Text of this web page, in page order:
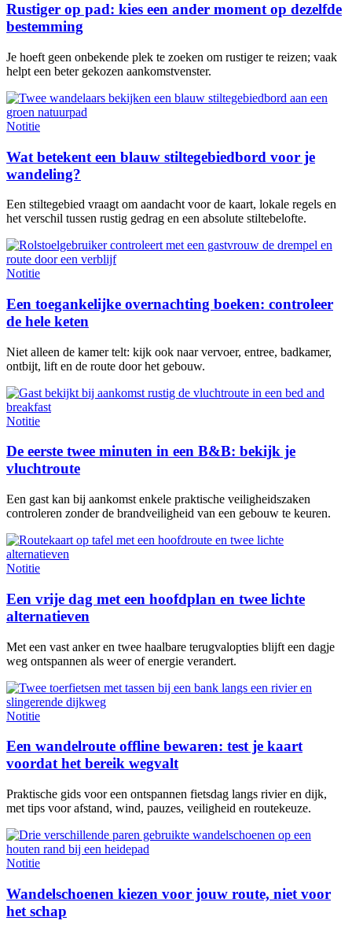
Rustiger op pad: kies een ander moment op dezelfde
bestemming
Je hoeft geen onbekende plek te zoeken om rustiger te reizen; vaak
helpt een beter gekozen aankomstvenster.
Notitie
Wat betekent een blauw stiltegebiedbord voor je
wandeling?
Een stiltegebied vraagt om aandacht voor de kaart, lokale regels en
het verschil tussen rustig gedrag en een absolute stiltebelofte.
Notitie
Een toegankelijke overnachting boeken: controleer
de hele keten
Niet alleen de kamer telt: kijk ook naar vervoer, entree, badkamer,
ontbijt, lift en de route door het gebouw.
Notitie
De eerste twee minuten in een B&B: bekijk je
vluchtroute
Een gast kan bij aankomst enkele praktische veiligheidszaken
controleren zonder de brandveiligheid van een gebouw te keuren.
Notitie
Een vrije dag met een hoofdplan en twee lichte
alternatieven
Met een vast anker en twee haalbare terugvalopties blijft een dagje
weg ontspannen als weer of energie verandert.
Notitie
Een wandelroute offline bewaren: test je kaart
voordat het bereik wegvalt
Praktische gids voor een ontspannen fietsdag langs rivier en dijk,
met tips voor afstand, wind, pauzes, veiligheid en routekeuze.
Notitie
Wandelschoenen kiezen voor jouw route, niet voor
het schap